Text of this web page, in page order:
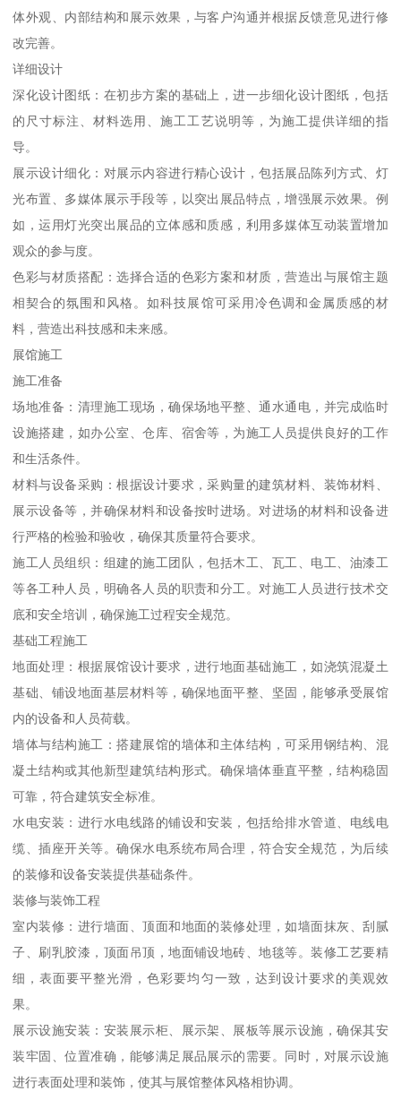
体外观、内部结构和展示效果，与客户沟通并根据反馈意见进行修
改完善。
详细设计
深化设计图纸：在初步方案的基础上，进一步细化设计图纸，包括
的尺寸标注、材料选用、施工工艺说明等，为施工提供详细的指
导。
展示设计细化：对展示内容进行精心设计，包括展品陈列方式、灯
光布置、多媒体展示手段等，以突出展品特点，增强展示效果。例
如，运用灯光突出展品的立体感和质感，利用多媒体互动装置增加
观众的参与度。
色彩与材质搭配：选择合适的色彩方案和材质，营造出与展馆主题
相契合的氛围和风格。如科技展馆可采用冷色调和金属质感的材
料，营造出科技感和未来感。
展馆施工
施工准备
场地准备：清理施工现场，确保场地平整、通水通电，并完成临时
设施搭建，如办公室、仓库、宿舍等，为施工人员提供良好的工作
和生活条件。
材料与设备采购：根据设计要求，采购量的建筑材料、装饰材料、
展示设备等，并确保材料和设备按时进场。对进场的材料和设备进
行严格的检验和验收，确保其质量符合要求。
施工人员组织：组建的施工团队，包括木工、瓦工、电工、油漆工
等各工种人员，明确各人员的职责和分工。对施工人员进行技术交
底和安全培训，确保施工过程安全规范。
基础工程施工
地面处理：根据展馆设计要求，进行地面基础施工，如浇筑混凝土
基础、铺设地面基层材料等，确保地面平整、坚固，能够承受展馆
内的设备和人员荷载。
墙体与结构施工：搭建展馆的墙体和主体结构，可采用钢结构、混
凝土结构或其他新型建筑结构形式。确保墙体垂直平整，结构稳固
可靠，符合建筑安全标准。
水电安装：进行水电线路的铺设和安装，包括给排水管道、电线电
缆、插座开关等。确保水电系统布局合理，符合安全规范，为后续
的装修和设备安装提供基础条件。
装修与装饰工程
室内装修：进行墙面、顶面和地面的装修处理，如墙面抹灰、刮腻
子、刷乳胶漆，顶面吊顶，地面铺设地砖、地毯等。装修工艺要精
细，表面要平整光滑，色彩要均匀一致，达到设计要求的美观效
果。
展示设施安装：安装展示柜、展示架、展板等展示设施，确保其安
装牢固、位置准确，能够满足展品展示的需要。同时，对展示设施
进行表面处理和装饰，使其与展馆整体风格相协调。